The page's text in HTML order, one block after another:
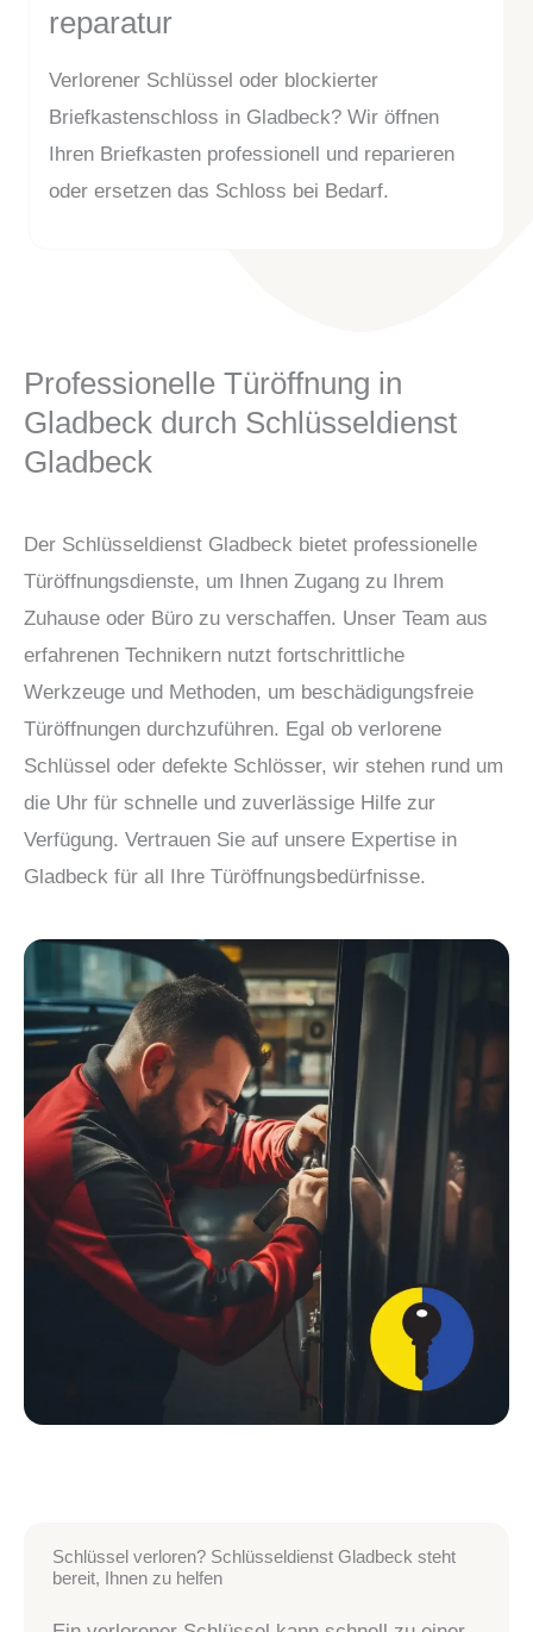
reparatur
Verlorener Schlüssel oder blockierter
Briefkastenschloss in Gladbeck? Wir öffnen
Ihren Briefkasten professionell und reparieren
oder ersetzen das Schloss bei Bedarf.
Professionelle Türöffnung in
Gladbeck durch Schlüsseldienst
Gladbeck
Der Schlüsseldienst Gladbeck bietet professionelle
Türöffnungsdienste, um Ihnen Zugang zu Ihrem
Zuhause oder Büro zu verschaffen. Unser Team aus
erfahrenen Technikern nutzt fortschrittliche
Werkzeuge und Methoden, um beschädigungsfreie
Türöffnungen durchzuführen. Egal ob verlorene
Schlüssel oder defekte Schlösser, wir stehen rund um
die Uhr für schnelle und zuverlässige Hilfe zur
Verfügung. Vertrauen Sie auf unsere Expertise in
Gladbeck für all Ihre Türöffnungsbedürfnisse.
Schlüssel verloren? Schlüsseldienst Gladbeck steht
bereit, Ihnen zu helfen